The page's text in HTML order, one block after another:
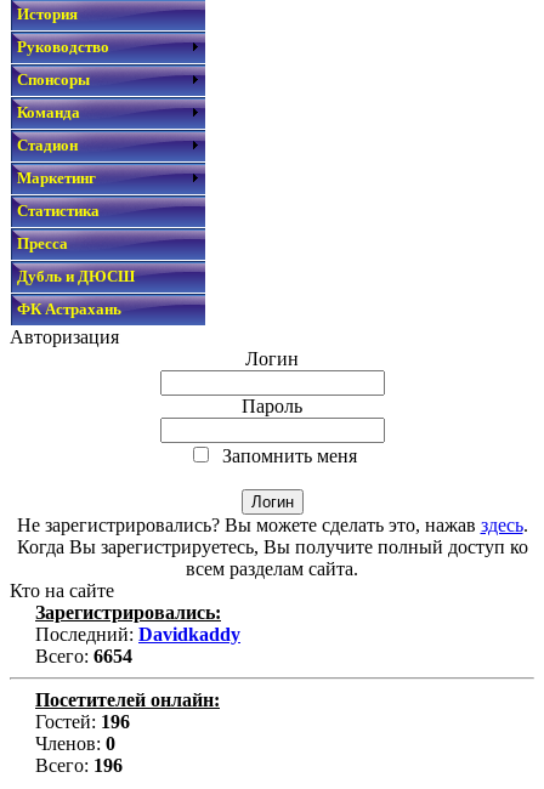
История
Руководство
Спонсоры
Команда
Стадион
Маркетинг
Статистика
Пресса
Дубль и ДЮСШ
ФК Астрахань
Авторизация
Логин
Пароль
Запомнить меня
Не зарегистрировались? Вы можете сделать это, нажав здесь.
Когда Вы зарегистрируетесь, Вы получите полный доступ ко
всем разделам сайта.
Кто на сайте
Зарегистрировались:
Последний: Davidkaddy
Всего: 6654
Посетителей онлайн:
Гостей: 196
Членов: 0
Всего: 196